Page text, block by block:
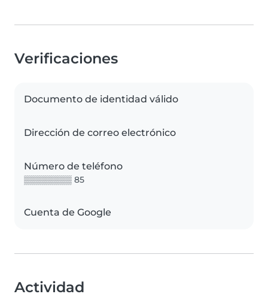
Verificaciones
Documento de identidad válido
Dirección de correo electrónico
Número de teléfono
▒▒▒▒▒▒▒▒ 85
Cuenta de Google
Actividad